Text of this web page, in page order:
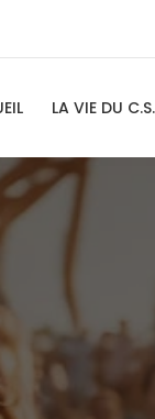
LA VIE DU